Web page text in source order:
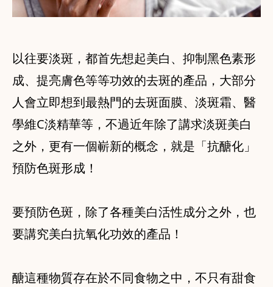
以往要淡斑，都首先想起美白、抑制黑色素形
成、提亮膚色等等功效的去斑的產品，大部分
人會立即想到最熱門的去斑面膜、淡斑霜、醫
學維C淡精華等，不過近年除了講求淡斑美白
之外，更有一個嶄新的概念，就是「抗醣化」
預防色斑形成！
要預防色斑，除了各種美白活性成分之外，也
要講究美白抗氧化功效的產品！
醣這種物質存在於不同食物之中，不只有甜食